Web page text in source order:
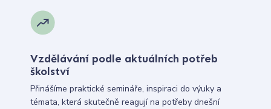
Vzdělávání podle aktuálních potřeb
školství
Přinášíme praktické semináře, inspiraci do výuky a
témata, která skutečně reagují na potřeby dnešní